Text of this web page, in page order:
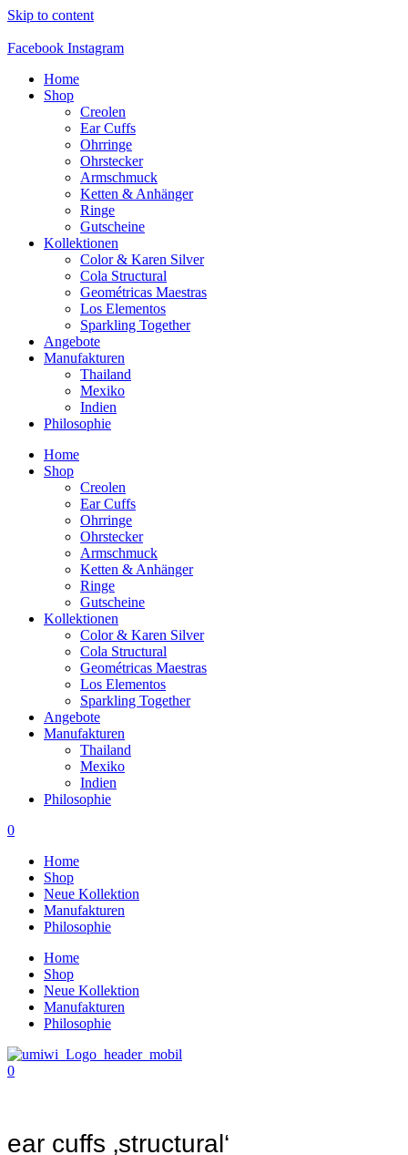
Skip to content
Facebook Instagram
Home
Shop
Creolen
Ear Cuffs
Ohrringe
Ohrstecker
Armschmuck
Ketten & Anhänger
Ringe
Gutscheine
Kollektionen
Color & Karen Silver
Cola Structural
Geométricas Maestras
Los Elementos
Sparkling Together
Angebote
Manufakturen
Thailand
Mexiko
Indien
Philosophie
Home
Shop
Creolen
Ear Cuffs
Ohrringe
Ohrstecker
Armschmuck
Ketten & Anhänger
Ringe
Gutscheine
Kollektionen
Color & Karen Silver
Cola Structural
Geométricas Maestras
Los Elementos
Sparkling Together
Angebote
Manufakturen
Thailand
Mexiko
Indien
Philosophie
0
Home
Shop
Neue Kollektion
Manufakturen
Philosophie
Home
Shop
Neue Kollektion
Manufakturen
Philosophie
0
ear cuffs ‚structural‘